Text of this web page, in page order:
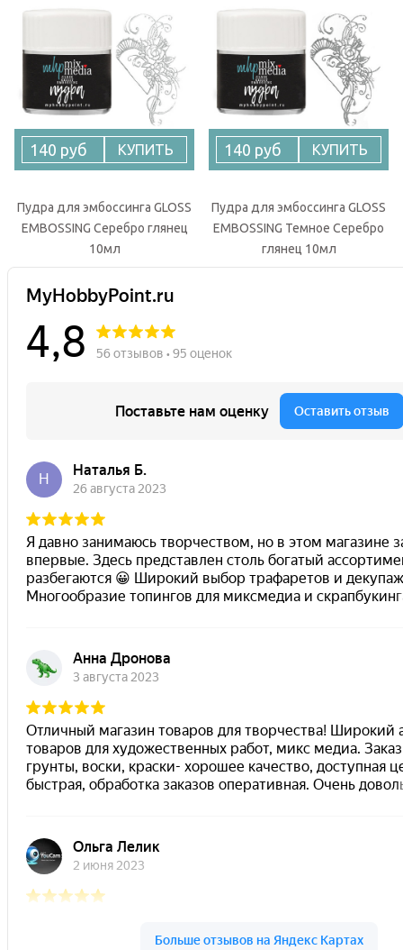
140 руб КУПИТЬ
Пудра для эмбоссинга GLOSS
EMBOSSING Серебро глянец
10мл
140 руб КУПИТЬ
Пудра для эмбоссинга GLOSS
EMBOSSING Темное Серебро
глянец 10мл